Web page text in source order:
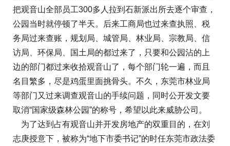
把观音山全部员工300多人拉到石新派出所去逐个审查，
公园当时就停顿了半天。后来工商局也过来查执照、税
务局过来查账，规划局、城管局、林业局、宗教局、信
访局、环保局、国土局的都过来了，只要和公园沾的上
边的部门都过来收拾观音山了，每个部门轮一遍，而且
名目繁多，尽是鸡蛋里面挑骨头。不久，东莞市林业局
等部门又过来调查观音山的手续问题，同时公开发文要
取消“国家级森林公园”的称号，希望以此来威胁公司。
为了达到占有观音山并开发房地产的双重目的，在刘
志庚授意下，被称为“地下市委书记”的时任东莞市政法委